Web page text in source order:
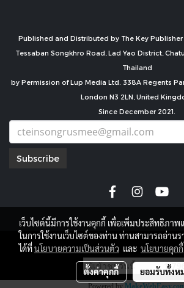
Published and Distributed by The Key Publisher
Tessaban Songkhro Road, Lad Yao District,
Thailand
by Permission of Lup Media Ltd. 338A Regents
London N3 2LN, United
Since December 2021.
Subscribe
copyright by
ผู้เข้าชมวันนี้
1,796
Powered by
เว็บไซต์นี้มีการใช้งานคุกกี้ เพื่อเพิ่มประสิทธิภา
ในการใช้งานเว็บไซต์ของท่าน ท่านสามารถอ่านร
ได้ที่นโยบายความเป็นส่วนตัว และ นโยบายคุกกี้
ตั้งค่าคุกกี้ ยอมรับทั้งห